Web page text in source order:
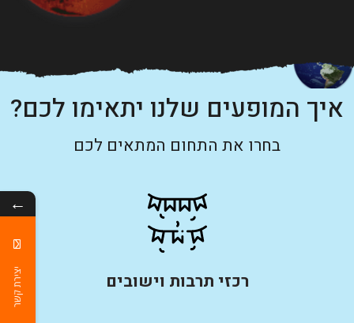
איך המופעים שלנו יתאימו לכם?
בחרו את התחום המתאים לכם
רכזי תרבות וישובים
←
יצירת קשר